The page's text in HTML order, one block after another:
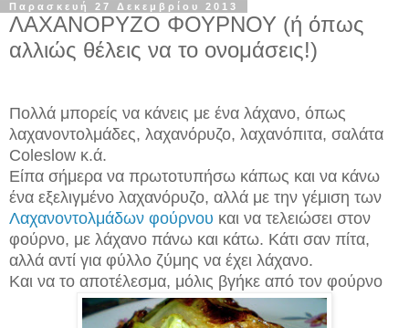
Παρασκευή 27 Δεκεμβρίου 2013
ΛΑΧΑΝΟΡΥΖΟ ΦΟΥΡΝΟΥ (ή όπως
αλλιώς θέλεις να το ονομάσεις!)
Πολλά μπορείς να κάνεις με ένα λάχανο, όπως
λαχανοντολμάδες, λαχανόρυζο, λαχανόπιτα, σαλάτα
Coleslow κ.ά.
Είπα σήμερα να πρωτοτυπήσω κάπως και να κάνω
ένα εξελιγμένο λαχανόρυζο, αλλά με την γέμιση των
Λαχανοντολμάδων φούρνου και να τελειώσει στον
φούρνο, με λάχανο πάνω και κάτω. Κάτι σαν πίτα,
αλλά αντί για φύλλο ζύμης να έχει λάχανο.
Και να το αποτέλεσμα, μόλις βγήκε από τον φούρνο